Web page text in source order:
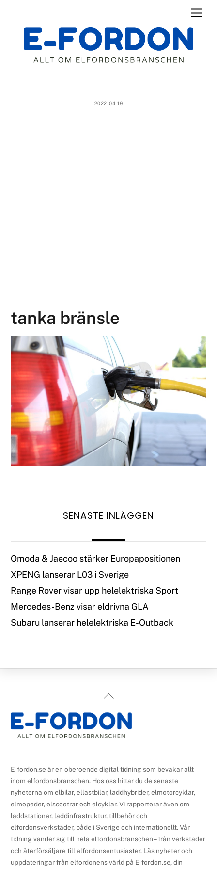
content
2022-04-19
tanka bränsle
SENASTE INLÄGGEN
Omoda & Jaecoo stärker Europapositionen
XPENG lanserar L03 i Sverige
Range Rover visar upp helelektriska Sport
Mercedes-Benz visar eldrivna GLA
Subaru lanserar helelektriska E-Outback
Back
Top
E-fordon.se är en oberoende digital tidning som bevakar allt
inom elfordonsbranschen. Hos oss hittar du de senaste
nyheterna om elbilar, ellastbilar, laddhybrider, elmotorcyklar,
elmopeder, elscootrar och elcyklar. Vi rapporterar även om
laddstationer, laddinfrastruktur, tillbehör och
elfordonsverkstäder, både i Sverige och internationellt. Vår
tidning vänder sig till hela elfordonsbranschen – från verkstäder
och återförsäljare till elfordonsentusiaster. Läs nyheter och
uppdateringar från elfordonens värld på E-fordon.se, din